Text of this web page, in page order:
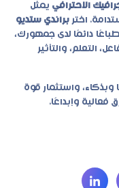
الاحترافي يمثل
اختر براندي ستديو
دائمًا لدى جمهورك،
التعلم، والتأثير
واستثمار قوة
فعالية وإبداعًا.